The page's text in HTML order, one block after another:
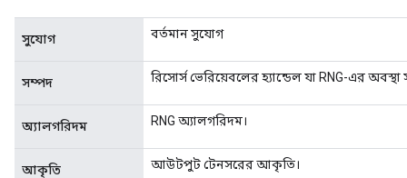
সুযোগ বর্তমান সুযোগ
সম্পদ রিসোর্স ভেরিয়েবলের হ্যান্ডেল যা RNG-এর অবস্থা
অ্যালগরিদম RNG অ্যালগরিদম।
আকৃতি আউটপুট টেনসরের আকৃতি।